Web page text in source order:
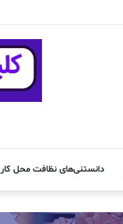
دانستنی‌های نظافت محل کار